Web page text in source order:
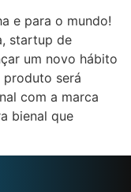
e para o mundo!
startup de
um novo hábito
produto será
com a marca
bienal que